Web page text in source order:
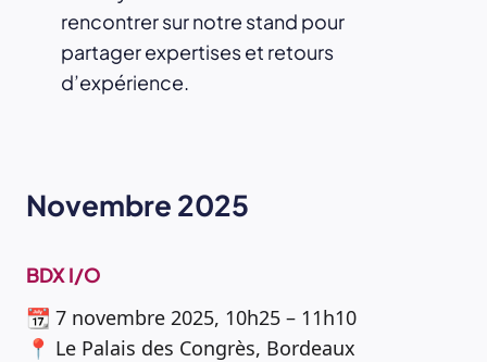
rencontrer sur notre stand pour
partager expertises et retours
d’expérience.
Novembre 2025
BDX I/O
📆 7 novembre 2025, 10h25 – 11h10
📍 Le Palais des Congrès, Bordeaux